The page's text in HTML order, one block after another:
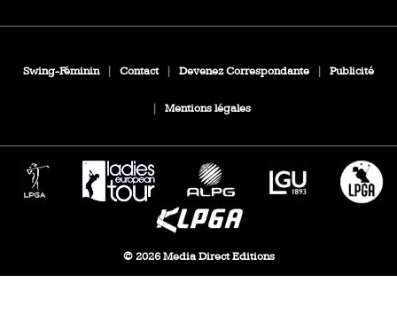
Swing-Féminin Contact Devenez Correspondante Publicité
Mentions légales
© 2026 Media Direct Editions